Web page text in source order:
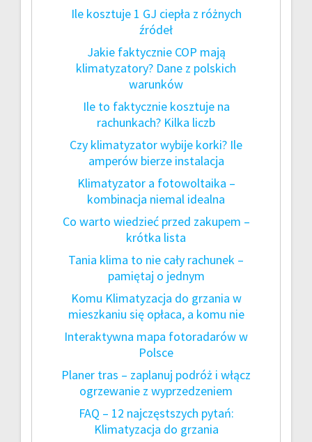
Ile kosztuje 1 GJ ciepła z różnych
źródeł
Jakie faktycznie COP mają
klimatyzatory? Dane z polskich
warunków
Ile to faktycznie kosztuje na
rachunkach? Kilka liczb
Czy klimatyzator wybije korki? Ile
amperów bierze instalacja
Klimatyzator a fotowoltaika –
kombinacja niemal idealna
Co warto wiedzieć przed zakupem –
krótka lista
Tania klima to nie cały rachunek –
pamiętaj o jednym
Komu Klimatyzacja do grzania w
mieszkaniu się opłaca, a komu nie
Interaktywna mapa fotoradarów w
Polsce
Planer tras – zaplanuj podróż i włącz
ogrzewanie z wyprzedzeniem
FAQ – 12 najczęstszych pytań:
Klimatyzacja do grzania